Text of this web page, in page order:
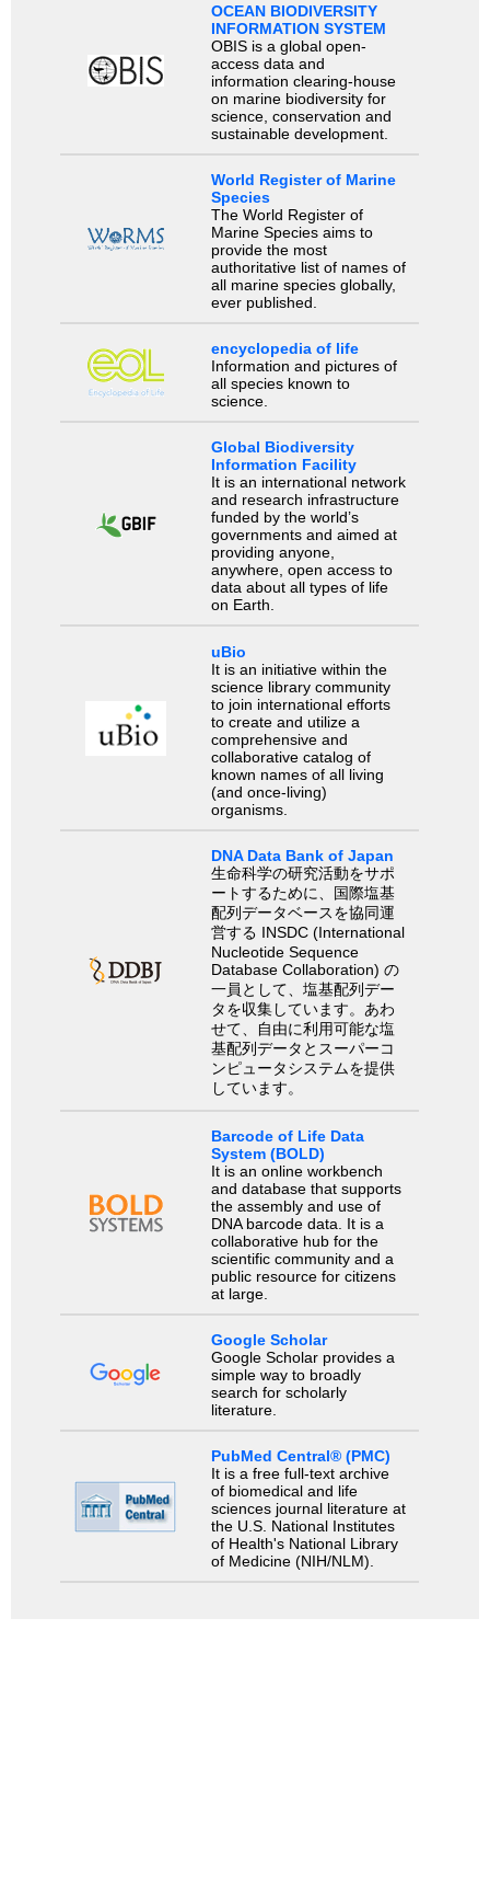
OCEAN BIODIVERSITY
INFORMATION SYSTEM
OBIS is a global open-
access data and
information clearing-house
on marine biodiversity for
science, conservation and
sustainable development.
World Register of Marine
Species
The World Register of
Marine Species aims to
provide the most
authoritative list of names of
all marine species globally,
ever published.
encyclopedia of life
Information and pictures of
all species known to
science.
Global Biodiversity
Information Facility
It is an international network
and research infrastructure
funded by the world’s
governments and aimed at
providing anyone,
anywhere, open access to
data about all types of life
on Earth.
uBio
It is an initiative within the
science library community
to join international efforts
to create and utilize a
comprehensive and
collaborative catalog of
known names of all living
(and once-living)
organisms.
DNA Data Bank of Japan
生命科学の研究活動をサポ
ートするために、国際塩基
配列データベースを協同運
営する INSDC (International
Nucleotide Sequence
Database Collaboration) の
一員として、塩基配列デー
タを収集しています。あわ
せて、自由に利用可能な塩
基配列データとスーパーコ
ンピュータシステムを提供
しています。
Barcode of Life Data
System (BOLD)
It is an online workbench
and database that supports
the assembly and use of
DNA barcode data. It is a
collaborative hub for the
scientific community and a
public resource for citizens
at large.
Google Scholar
Google Scholar provides a
simple way to broadly
search for scholarly
literature.
PubMed Central® (PMC)
It is a free full-text archive
of biomedical and life
sciences journal literature at
the U.S. National Institutes
of Health's National Library
of Medicine (NIH/NLM).